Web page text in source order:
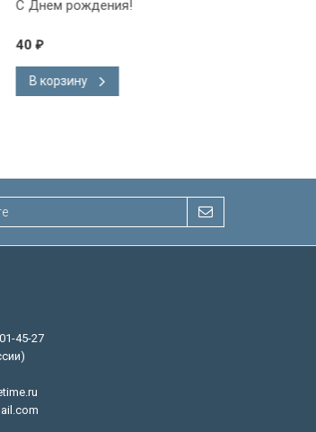
С Днем рождения!
40₽
В корзину
45-27